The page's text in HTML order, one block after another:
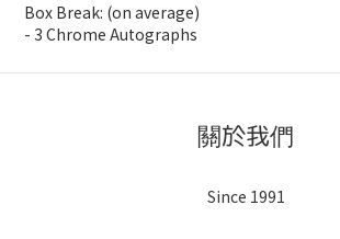
Box Break: (on average)
- 3 Chrome Autographs
關於我們
Since 1991